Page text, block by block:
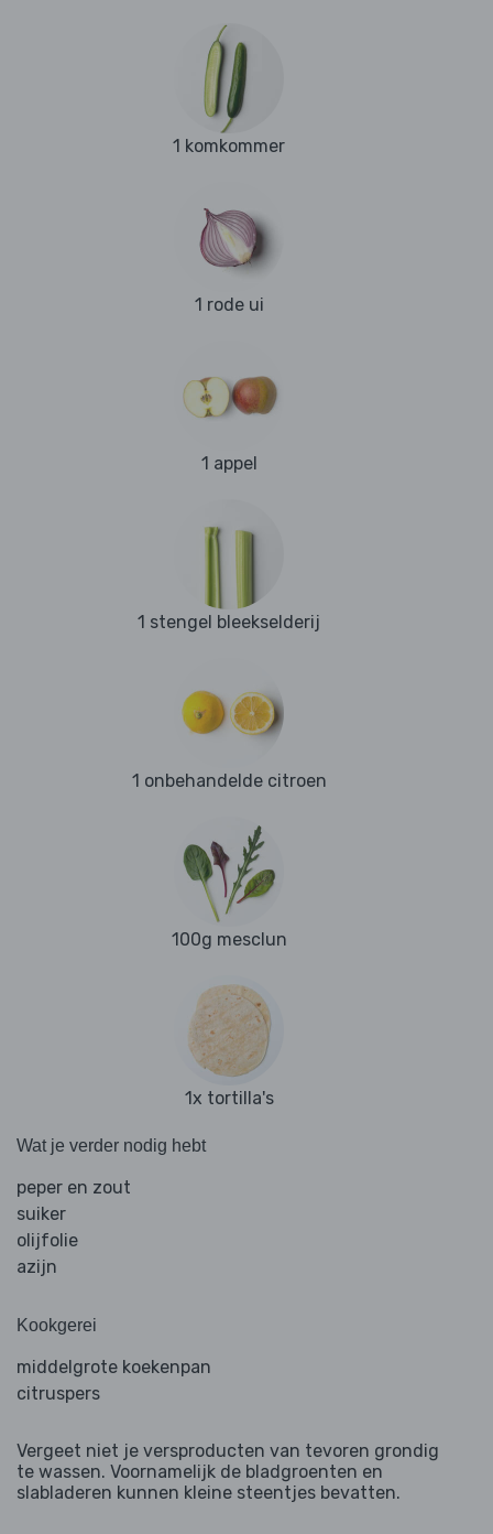
1 komkommer
1 rode ui
1 appel
1 stengel bleekselderij
1 onbehandelde citroen
100g mesclun
1x tortilla's
Wat je verder nodig hebt
peper en zout
suiker
olijfolie
azijn
Kookgerei
middelgrote koekenpan
citruspers
Vergeet niet je versproducten van tevoren grondig
te wassen. Voornamelijk de bladgroenten en
slabladeren kunnen kleine steentjes bevatten.